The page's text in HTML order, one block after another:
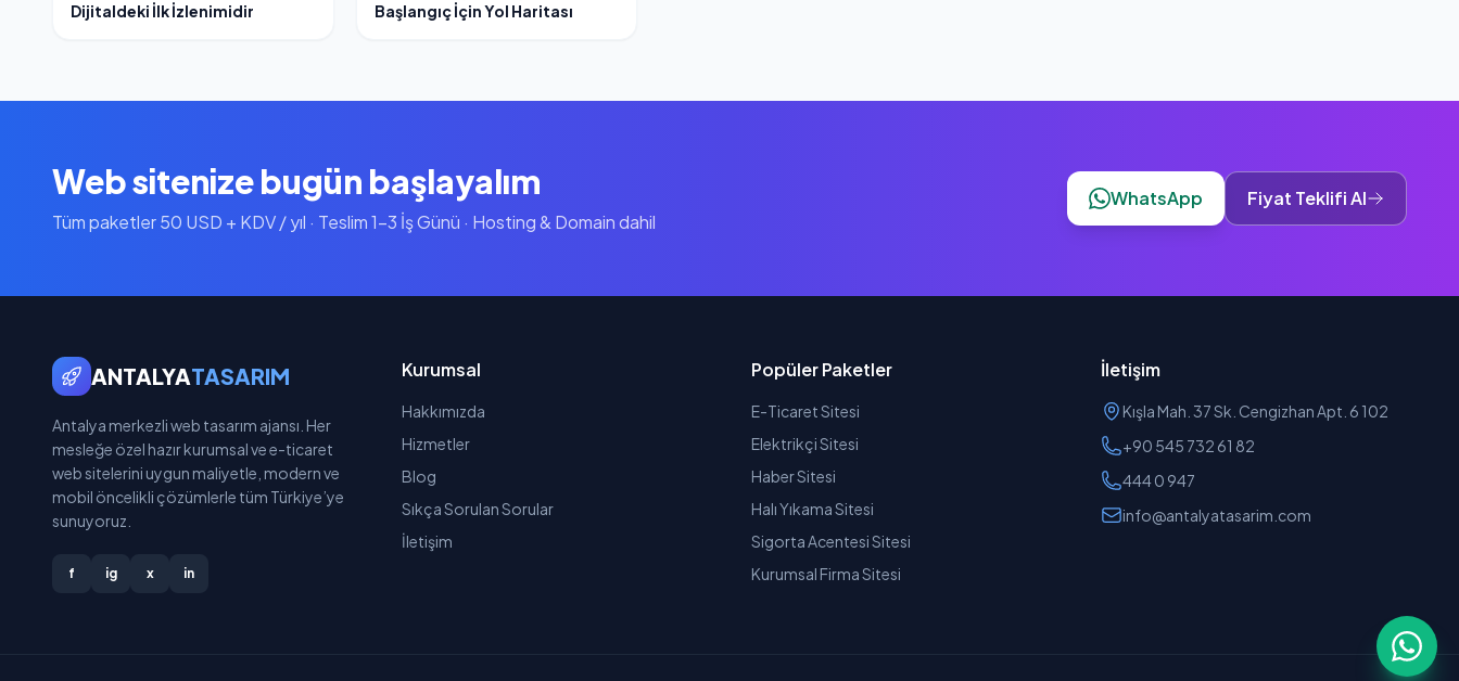
Dijitaldeki İlk İzlenimidir
Başlangıç İçin Yol Haritası
Web sitenize bugün başlayalım
Tüm paketler 50 USD + KDV / yıl · Teslim 1-3 İş Günü · Hosting & Domain dahil
WhatsApp Fiyat Teklifi Al
ANTALYATASARIM
Antalya merkezli web tasarım ajansı. Her
mesleğe özel hazır kurumsal ve e-ticaret
web sitelerini uygun maliyetle, modern ve
mobil öncelikli çözümlerle tüm Türkiye’ye
sunuyoruz.
f ig x in
Kurumsal
Hakkımızda
Hizmetler
Blog
Sıkça Sorulan Sorular
İletişim
Popüler Paketler
E-Ticaret Sitesi
Elektrikçi Sitesi
Haber Sitesi
Halı Yıkama Sitesi
Sigorta Acentesi Sitesi
Kurumsal Firma Sitesi
İletişim
Kışla Mah. 37 Sk. Cengizhan Apt. 6 102
+90 545 732 61 82
444 0 947
info@antalyatasarim.com